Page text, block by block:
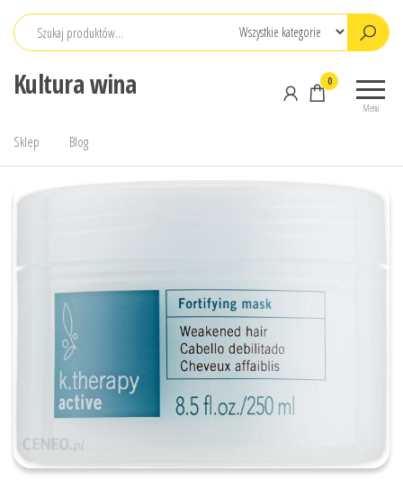
Przejdź
Kultura wina
Menu
0
Sklep Blog